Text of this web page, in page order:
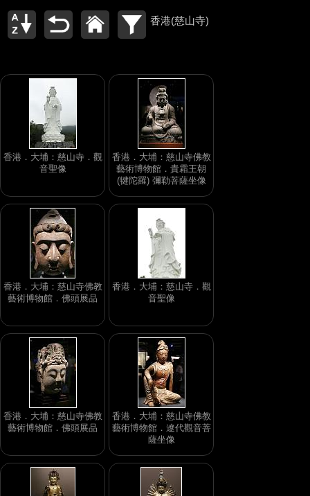
香港(慈山寺)
香港．大埔：慈山寺．觀
音聖像
香港．大埔：慈山寺佛教
藝術博物館．貴霜王朝
(犍陀羅) 彌勒菩薩坐像
香港．大埔：慈山寺佛教
藝術博物館．佛頭展品
香港．大埔：慈山寺．觀
音聖像
香港．大埔：慈山寺佛教
藝術博物館．佛頭展品
香港．大埔：慈山寺佛教
藝術博物館．遼代觀音菩
薩坐像